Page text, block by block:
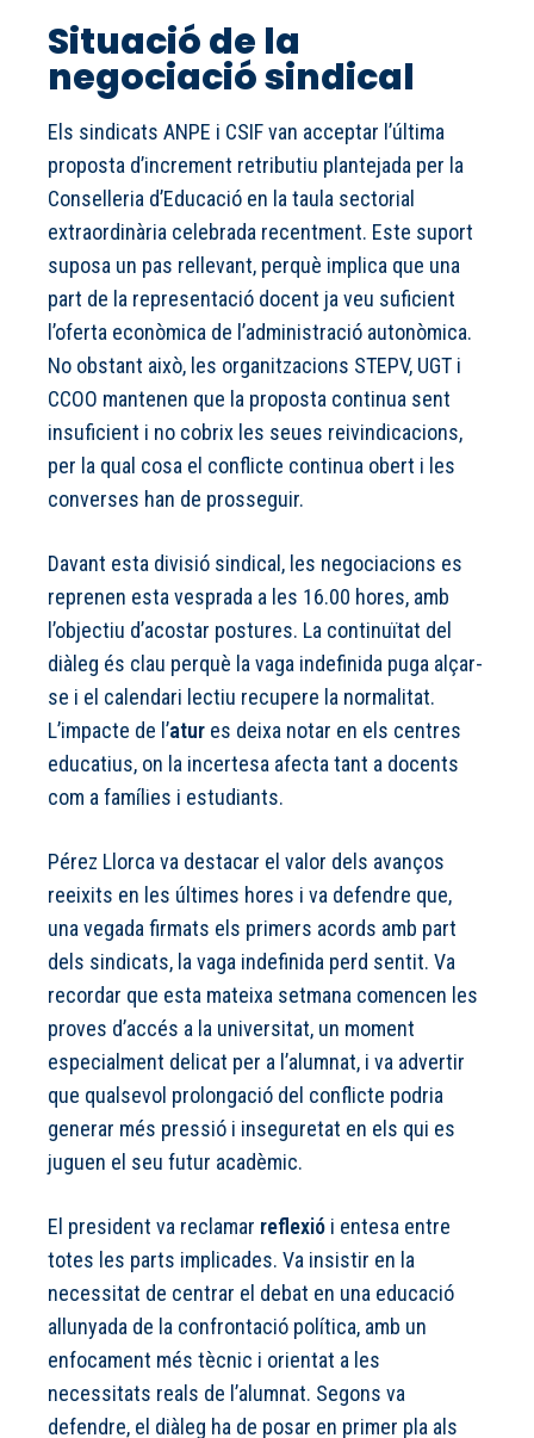
Situació de la
negociació sindical
Els sindicats ANPE i CSIF van acceptar l’última
proposta d’increment retributiu plantejada per la
Conselleria d’Educació en la taula sectorial
extraordinària celebrada recentment. Este suport
suposa un pas rellevant, perquè implica que una
part de la representació docent ja veu suficient
l’oferta econòmica de l’administració autonòmica.
No obstant això, les organitzacions STEPV, UGT i
CCOO mantenen que la proposta continua sent
insuficient i no cobrix les seues reivindicacions,
per la qual cosa el conflicte continua obert i les
converses han de prosseguir.
Davant esta divisió sindical, les negociacions es
reprenen esta vesprada a les 16.00 hores, amb
l’objectiu d’acostar postures. La continuïtat del
diàleg és clau perquè la vaga indefinida puga alçar-
se i el calendari lectiu recupere la normalitat.
L’impacte de l’atur es deixa notar en els centres
educatius, on la incertesa afecta tant a docents
com a famílies i estudiants.
Pérez Llorca va destacar el valor dels avanços
reeixits en les últimes hores i va defendre que,
una vegada firmats els primers acords amb part
dels sindicats, la vaga indefinida perd sentit. Va
recordar que esta mateixa setmana comencen les
proves d’accés a la universitat, un moment
especialment delicat per a l’alumnat, i va advertir
que qualsevol prolongació del conflicte podria
generar més pressió i inseguretat en els qui es
juguen el seu futur acadèmic.
El president va reclamar reflexió i entesa entre
totes les parts implicades. Va insistir en la
necessitat de centrar el debat en una educació
allunyada de la confrontació política, amb un
enfocament més tècnic i orientat a les
necessitats reals de l’alumnat. Segons va
defendre, el diàleg ha de posar en primer pla als